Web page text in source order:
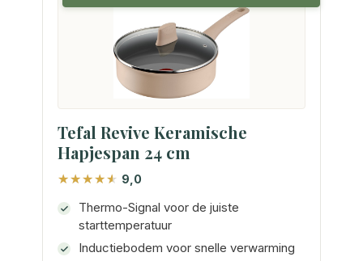
Tefal Revive Keramische
Hapjespan 24 cm
9,0
Thermo-Signal voor de juiste
starttemperatuur
Inductiebodem voor snelle verwarming